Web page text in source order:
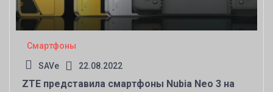
Смартфоны
SAVe 22.08.2022
ZTE представила смартфоны Nubia Neo 3 на